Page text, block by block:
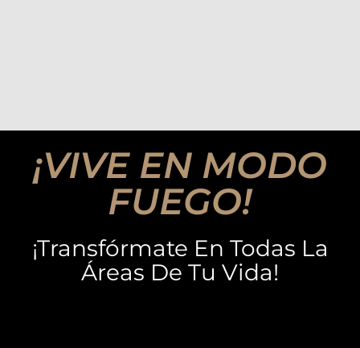
¡VIVE EN MODO
FUEGO!
¡Transfórmate En Todas La
Áreas De Tu Vida!